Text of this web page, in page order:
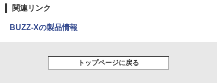
関連リンク
BUZZ-Xの製品情報
トップページに戻る